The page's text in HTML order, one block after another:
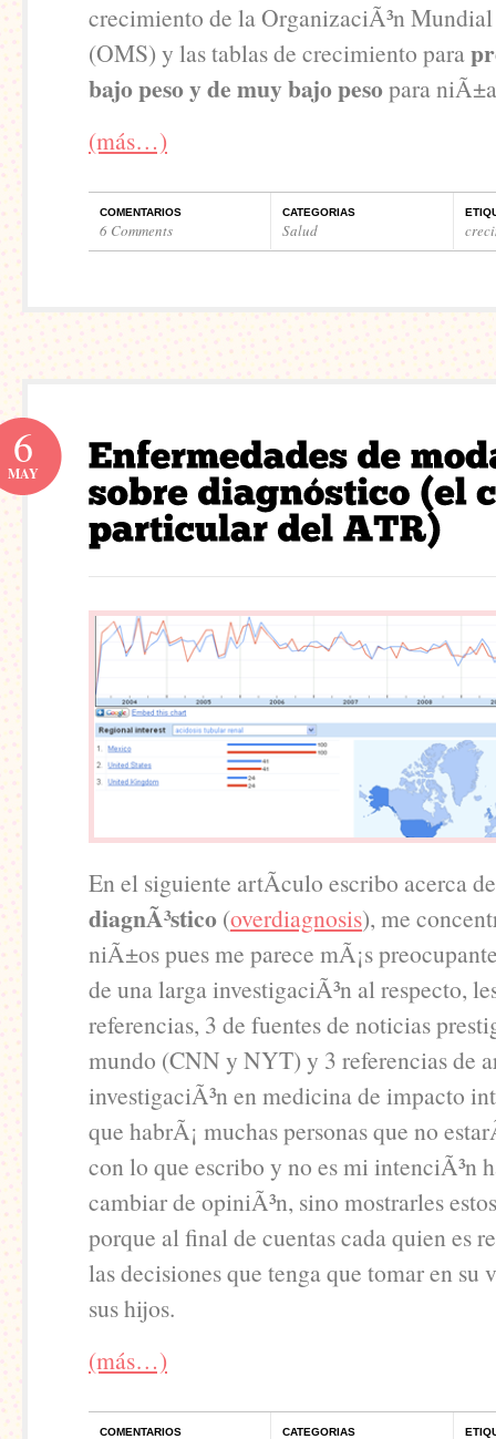
crecimiento de la OrganizaciÃ³n
(OMS) y las tablas de crecimiento para
bajo peso y de muy bajo pesopara
(más…)
COMENTARIOS
6 Comments
CATEGORIAS
Salud
6
MAY
En el siguiente artÃ­culo escribo acerca
diagnÃ³stico (overdiagnosis), me
niÃ±os pues me parece mÃ¡s
de una larga investigaciÃ³n al respecto,
referencias, 3 de fuentes de noticias
mundo (CNN y NYT) y 3 referencias de
investigaciÃ³n en medicina de impacto
que habrÃ¡ muchas personas que no
con lo que escribo y no es mi intenciÃ³n
cambiar de opiniÃ³n, sino mostrarles
porque al final de cuentas cada quien es
las decisiones que tenga que tomar en su
sus hijos.
(más…)
COMENTARIOS CATEGORIAS